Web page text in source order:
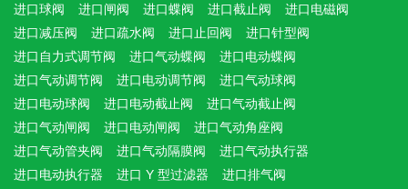
进口球阀 进口闸阀 进口蝶阀 进口截止阀
进口电磁阀
进口减压阀
进口疏水阀 进口止回阀
进口针型阀
进口自力式调节阀
进口气动蝶阀
进口电动蝶阀
进口气动调节阀
进口电动调节阀
进口气动球阀
进口电动球阀
进口电动截止阀
进口气动截止阀
进口气动闸阀
进口电动闸阀
进口气动角座阀
进口气动管夹阀
进口气动隔膜阀
进口气动执行器
进口电动执行器
进口 Y 型过滤器
进口排气阀